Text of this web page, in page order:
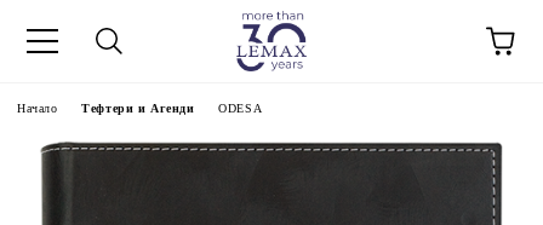
Начало Тефтери и Агенди ODESA